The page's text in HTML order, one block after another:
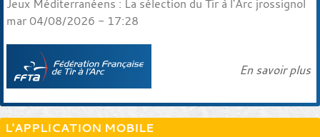
Jeux Méditerranéens : La sélection du Tir à l'Arc jrossignol
mar 04/08/2026 - 17:28
En savoir plus
L'APPLICATION MOBILE